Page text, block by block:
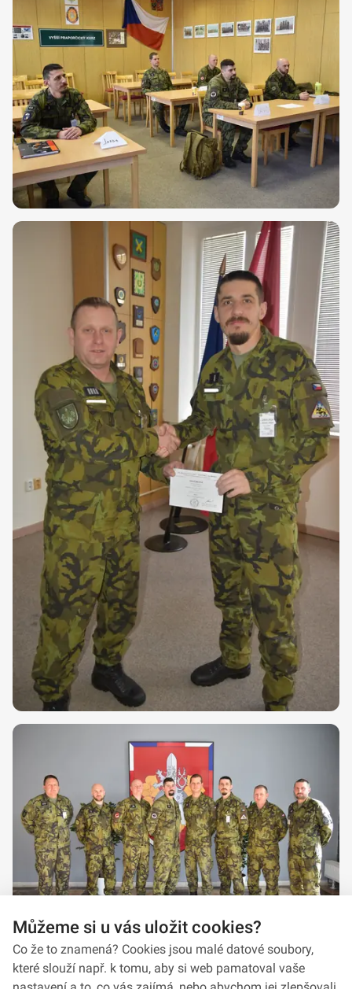
Můžeme si u vás uložit cookies?
Co že to znamená? Cookies jsou malé datové soubory,
které slouží např. k tomu, aby si web pamatoval vaše